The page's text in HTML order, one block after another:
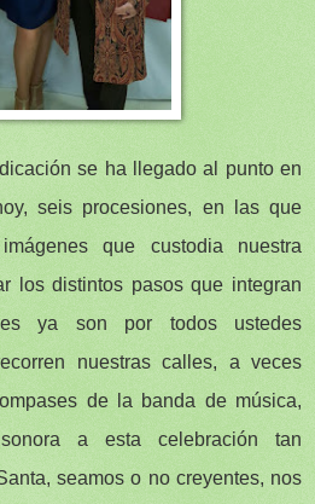
se ha llegado al punto en
seis procesiones, en las que
que custodia nuestra
los distintos pasos que integran
ya son por todos ustedes
nuestras calles, a veces
de la banda de música,
a esta celebración tan
seamos o no creyentes, nos